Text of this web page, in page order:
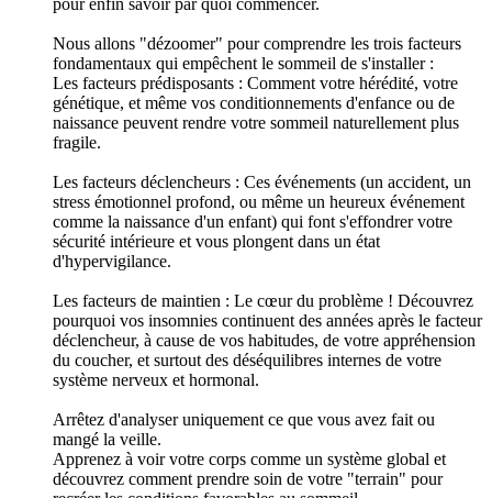
pour enfin savoir par quoi commencer.
Nous allons "dézoomer" pour comprendre les trois facteurs
fondamentaux qui empêchent le sommeil de s'installer :
Les facteurs prédisposants : Comment votre hérédité, votre
génétique, et même vos conditionnements d'enfance ou de
naissance peuvent rendre votre sommeil naturellement plus
fragile.
Les facteurs déclencheurs : Ces événements (un accident, un
stress émotionnel profond, ou même un heureux événement
comme la naissance d'un enfant) qui font s'effondrer votre
sécurité intérieure et vous plongent dans un état
d'hypervigilance.
Les facteurs de maintien : Le cœur du problème ! Découvrez
pourquoi vos insomnies continuent des années après le facteur
déclencheur, à cause de vos habitudes, de votre appréhension
du coucher, et surtout des déséquilibres internes de votre
système nerveux et hormonal.
Arrêtez d'analyser uniquement ce que vous avez fait ou
mangé la veille.
Apprenez à voir votre corps comme un système global et
découvrez comment prendre soin de votre "terrain" pour